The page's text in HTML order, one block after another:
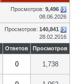
Просмотров: 9,496
08.06.2026
Просмотров: 140,841
28.02.2016
Ответов Просмотров
0 1,738